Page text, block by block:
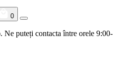
0
Ne puteți contacta între orele 9:00-